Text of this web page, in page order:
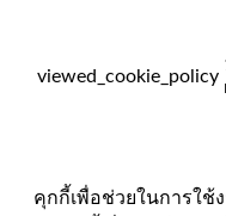
viewed_cookie_policy
คุกกี้เพื่อช่วยในการใช้ง